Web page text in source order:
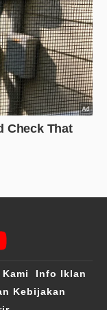
Info Iklan
Kebijakan